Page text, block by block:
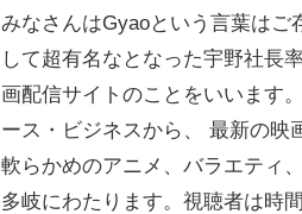
みなさんはGyaoという言葉はご
して超有名なとなった宇野社長
画配信サイトのことをいいます
ース・ビジネスから、 最新の映
軟らかめのアニメ、バラエティ
多岐にわたります。視聴者は時